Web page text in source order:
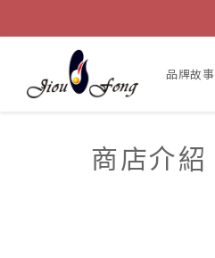
品牌故事
商店介紹